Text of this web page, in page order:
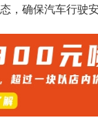
，确保汽车行驶安